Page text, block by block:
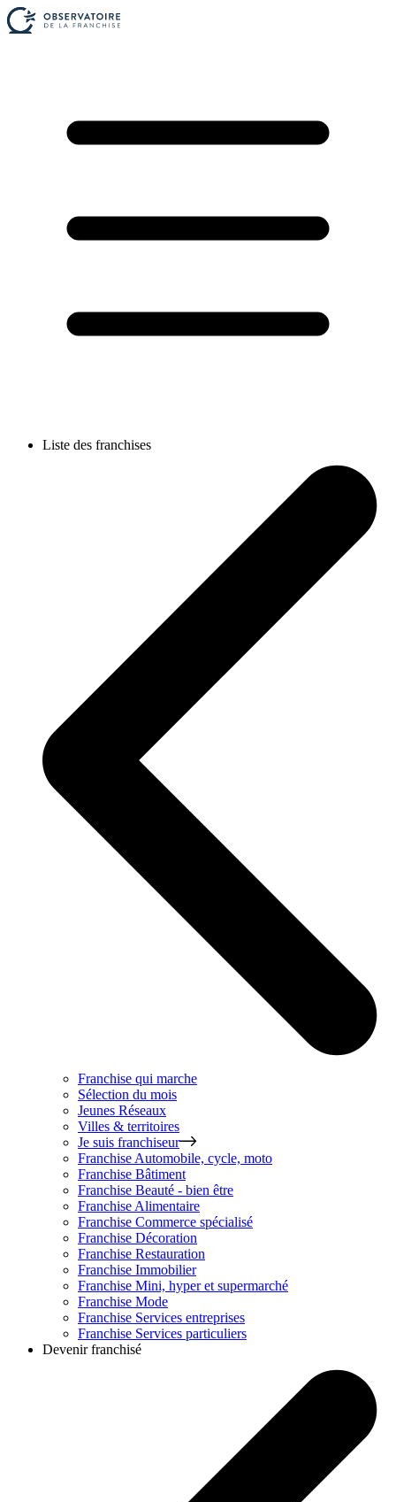
Liste des franchises
Franchise qui marche
Sélection du mois
Jeunes Réseaux
Villes & territoires
Je suis franchiseur
Franchise Automobile, cycle, moto
Franchise Bâtiment
Franchise Beauté - bien être
Franchise Alimentaire
Franchise Commerce spécialisé
Franchise Décoration
Franchise Restauration
Franchise Immobilier
Franchise Mini, hyper et supermarché
Franchise Mode
Franchise Services entreprises
Franchise Services particuliers
Devenir franchisé